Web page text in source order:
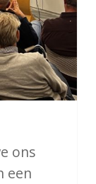
ons
een